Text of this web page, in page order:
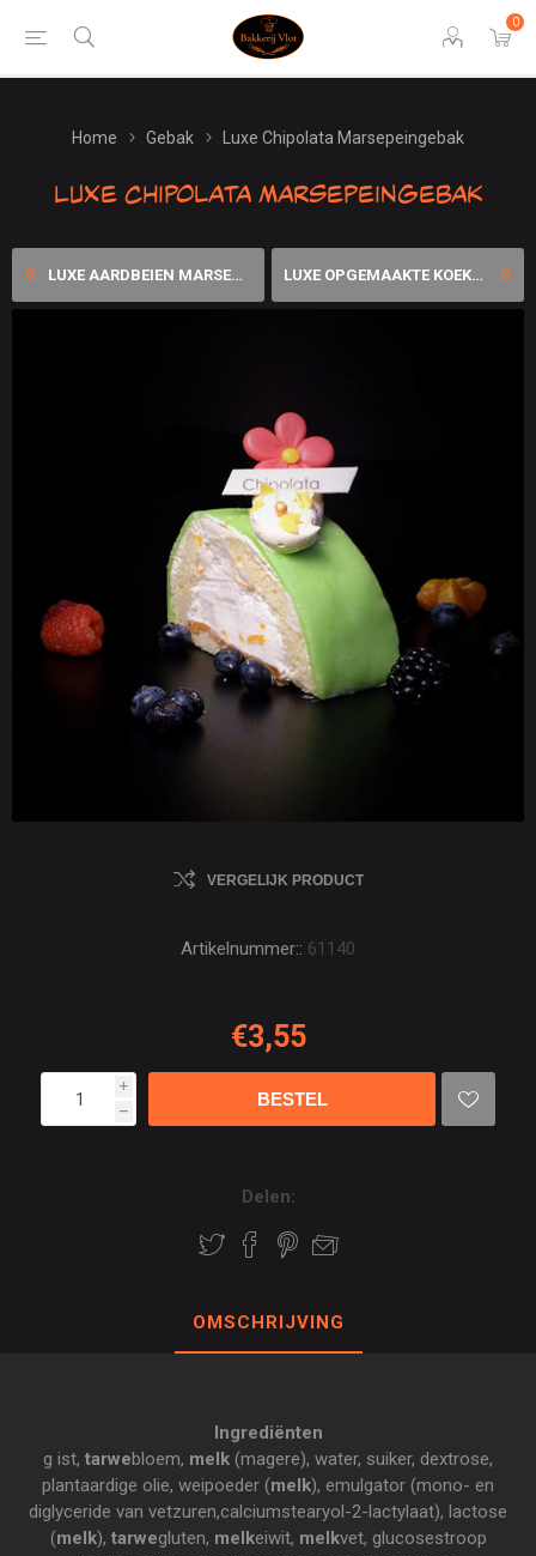
0
Home Gebak Luxe Chipolata Marsepeingebak
Luxe Chipolata Marsepeingebak
LUXE AARDBEIEN MARSEPEIN GE... LUXE OPGEMAAKTE KOEKJES GEB...
VERGELIJK PRODUCT
Artikelnummer:: 61140
€3,55
i
h
Delen:
OMSCHRIJVING
Ingrediënten
g ist, tarwebloem, melk (magere), water, suiker, dextrose,
plantaardige olie, weipoeder (melk), emulgator (mono- en
diglyceride van vetzuren,calciumstearyol-2-lactylaat), lactose
(melk), tarwegluten, melkeiwit, melkvet, glucosestroop